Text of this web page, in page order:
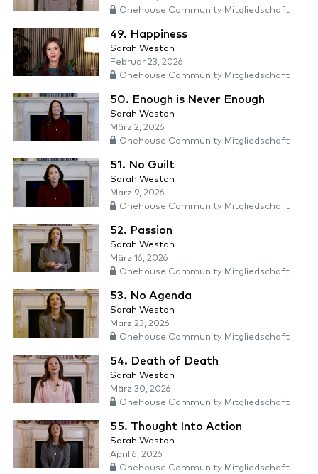
Onehouse Community Mitgliedschaft
49. Happiness
Sarah Weston
Februar 23, 2026
Onehouse Community Mitgliedschaft
50. Enough is Never Enough
Sarah Weston
März 2, 2026
Onehouse Community Mitgliedschaft
51. No Guilt
Sarah Weston
März 9, 2026
Onehouse Community Mitgliedschaft
52. Passion
Sarah Weston
März 16, 2026
Onehouse Community Mitgliedschaft
53. No Agenda
Sarah Weston
März 23, 2026
Onehouse Community Mitgliedschaft
54. Death of Death
Sarah Weston
März 30, 2026
Onehouse Community Mitgliedschaft
55. Thought Into Action
Sarah Weston
April 6, 2026
Onehouse Community Mitgliedschaft